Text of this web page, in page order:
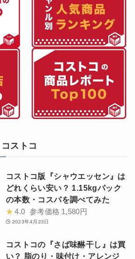
ストコ
コストコ版『シャウエッセン』は
どれくらい安い？ 1.15kgパック
の本数・コスパを調べてみた
★ 4.0 参考価格 1,580円
2023年4月23日
コストコの『さば味醂干し』は買
い？ 脂のり・味付け・アレンジ